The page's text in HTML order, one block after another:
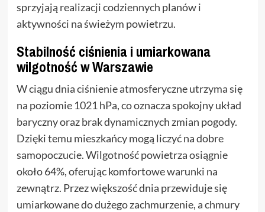
sprzyjają realizacji codziennych planów i
aktywności na świeżym powietrzu.
Stabilność ciśnienia i umiarkowana
wilgotność w Warszawie
W ciągu dnia ciśnienie atmosferyczne utrzyma się
na poziomie 1021 hPa, co oznacza spokojny układ
baryczny oraz brak dynamicznych zmian pogody.
Dzięki temu mieszkańcy mogą liczyć na dobre
samopoczucie. Wilgotność powietrza osiągnie
około 64%, oferując komfortowe warunki na
zewnątrz. Przez większość dnia przewiduje się
umiarkowane do dużego zachmurzenie, a chmury